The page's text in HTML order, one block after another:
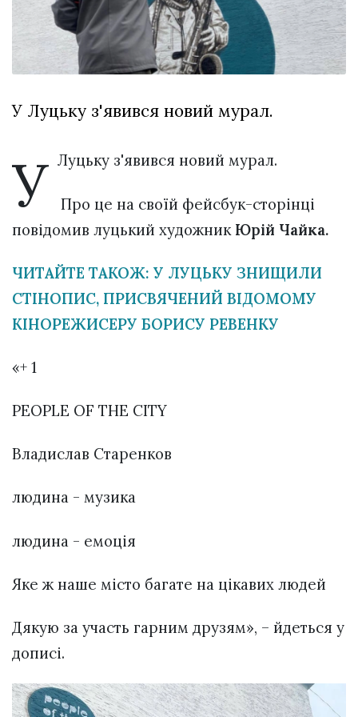
залишив у
Луцьку
три...
27 Липня 2026
669 переглядів
Всі розділи
Персона
Афіша
ZONE 18+
Контакти
У Луцьку з'явився новий мурал.
У Луцьку з'явився новий мурал.
Про це на своїй фейсбук-сторінці
повідомив луцький художник Юрій Чайка.
ЧИТАЙТЕ ТАКОЖ: У ЛУЦЬКУ ЗНИЩИЛИ
СТІНОПИС, ПРИСВЯЧЕНИЙ ВІДОМОМУ
КІНОРЕЖИСЕРУ БОРИСУ РЕВЕНКУ
«+ 1
PEOPLE OF THE CITY
Владислав Старенков
людина - музика
людина - емоція
Яке ж наше місто багате на цікавих людей
Дякую за участь гарним друзям», – йдеться у
дописі.